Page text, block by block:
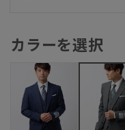
カラーを選択